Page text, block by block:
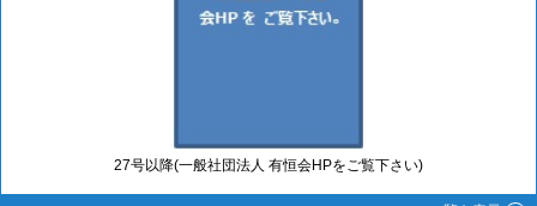
27号以降(一般社団法人 有恒会HPをご覧下さい)